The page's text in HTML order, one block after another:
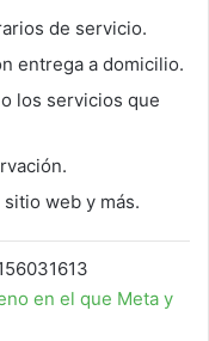
de servicio.
entrega a domicilio.
los servicios que
web y más.
en el que Meta y